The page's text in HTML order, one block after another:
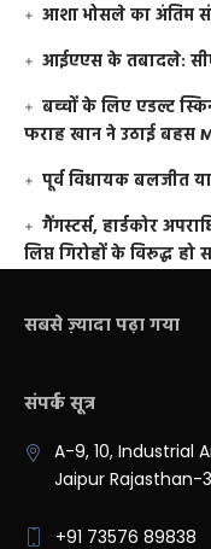
आशा भोसले का अंतिम
आईएएस के तबादले:
बच्चों के लिए एडल्ट
फराह खान ने उठाई बहस
पूर्व विधायक बलजीत
गैंगस्टर्स, हार्डकोर
लिप्त गिरोहों के विरूद्ध
सबसे ज़्यादा पढ़ा गया
संपर्क सूत्र
A-9, 10, Industrial
Jaipur Rajasthan-
+91 73576 89838